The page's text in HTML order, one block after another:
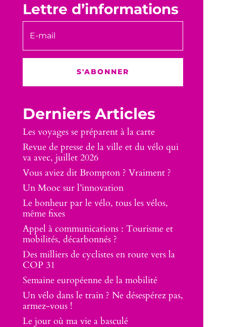
Lettre d’informations
S'ABONNER
Derniers Articles
Les voyages se préparent à la carte
Revue de presse de la ville et du vélo qui
va avec, juillet 2026
Vous aviez dit Brompton ? Vraiment ?
Un Mooc sur l’innovation
Le bonheur par le vélo, tous les vélos,
même fixes
Appel à communications : Tourisme et
mobilités, décarbonnés ?
Des milliers de cyclistes en route vers la
COP 31
Semaine européenne de la mobilité
Un vélo dans le train ? Ne désespérez pas,
armez-vous !
Le jour où ma vie a basculé